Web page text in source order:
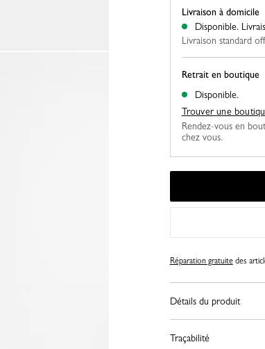
Retrait en boutique
Disponible.
Trouver une
Rendez-vous en
chez vous.
Livraison à domicile
Disponible.
Livraison standard
Réparation gratuitedes
Détails du produit
Traçabilité